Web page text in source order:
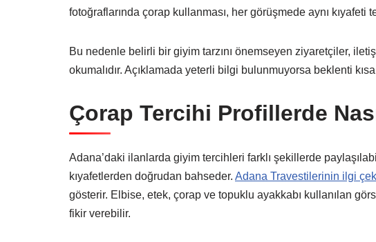
fotoğraflarında çorap kullanması, her görüşmede aynı kıyafeti
Bu nedenle belirli bir giyim tarzını önemseyen ziyaretçiler,
okumalıdır. Açıklamada yeterli bilgi bulunmuyorsa beklenti
Çorap Tercihi Profillerde
Adana’daki ilanlarda giyim tercihleri farklı şekillerde
kıyafetlerden doğrudan bahseder. Adana Travestilerinin ilgi
gösterir. Elbise, etek, çorap ve topuklu ayakkabı kullanılan
fikir verebilir.